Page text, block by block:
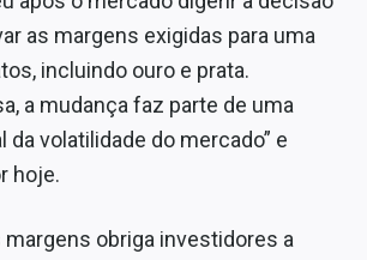
as margens exigidas para uma
incluindo ouro e prata.
a mudança faz parte de uma
da volatilidade do mercado” e
hoje.
margens obriga investidores a